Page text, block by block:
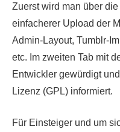
Zuerst wird man über
einfacherer Upload der
Admin-Layout, Tumblr-
etc. Im zweiten Tab mit
Entwickler gewürdigt
Lizenz (GPL) informiert.
Für Einsteiger und um